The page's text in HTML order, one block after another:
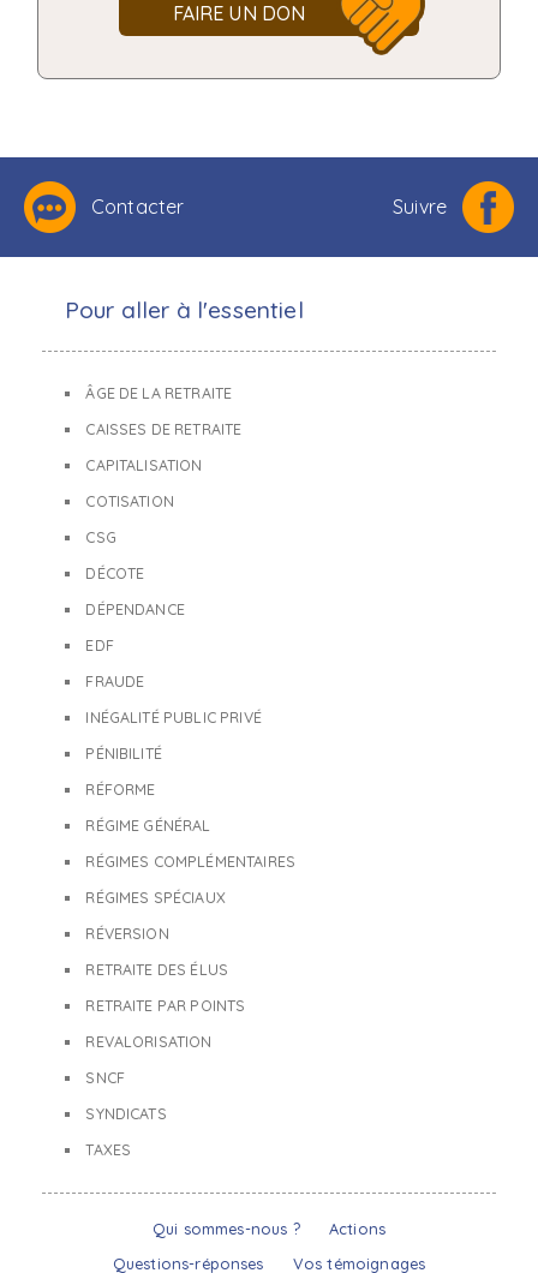
FAIRE UN DON
Contacter Suivre
Pour aller à l'essentiel
ÂGE DE LA RETRAITE
CAISSES DE RETRAITE
CAPITALISATION
COTISATION
CSG
DÉCOTE
DÉPENDANCE
EDF
FRAUDE
INÉGALITÉ PUBLIC PRIVÉ
PÉNIBILITÉ
RÉFORME
RÉGIME GÉNÉRAL
RÉGIMES COMPLÉMENTAIRES
RÉGIMES SPÉCIAUX
RÉVERSION
RETRAITE DES ÉLUS
RETRAITE PAR POINTS
REVALORISATION
SNCF
SYNDICATS
TAXES
Qui sommes-nous ?
Actions
Questions-réponses
Vos témoignages